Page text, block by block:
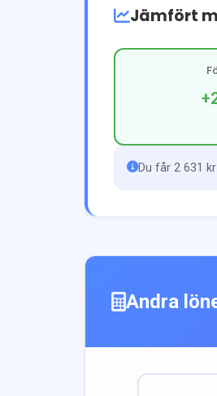
Jämfört
Du får 2 631
Andra